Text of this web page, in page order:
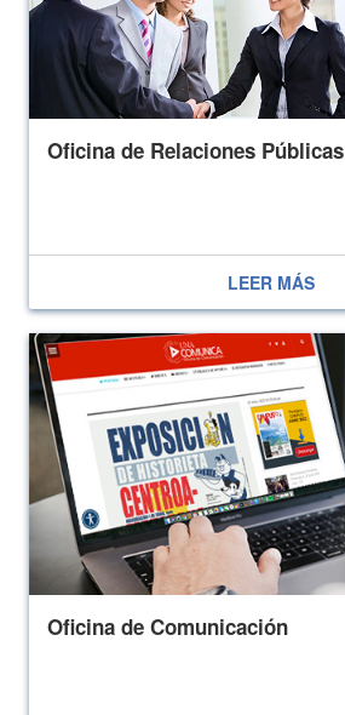
Oficina de Relaciones Públicas
LEER MÁS
Oficina de Comunicación